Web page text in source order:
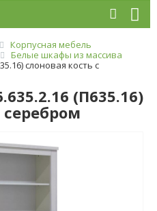
Корпусная мебель
Белые шкафы из массива
слоновая кость с
(П635.16)
серебром